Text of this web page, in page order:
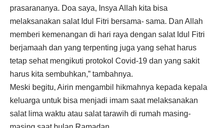
prasarananya. Doa saya, Insya Allah kita bisa
melaksanakan salat Idul Fitri bersama- sama. Dan Allah
memberi kemenangan di hari raya dengan salat Idul Fitri
berjamaah dan yang terpenting juga yang sehat harus
tetap sehat mengikuti protokol Covid-19 dan yang sakit
harus kita sembuhkan,” tambahnya.
Meski begitu, Airin mengambil hikmahnya kepada kepala
keluarga untuk bisa menjadi imam saat melaksanakan
salat lima waktu atau salat tarawih di rumah masing-